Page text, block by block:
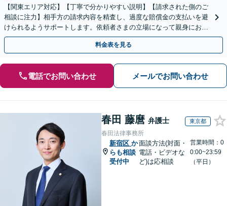
【関東エリア対応】【丁寧で分かりやすい説明】【請求された側のご
相談に注力】相手方の請求内容を精査し、過度な賠償金の支払いを避
けられるようサポートします。依頼者さまの立場になって親身にお話
を伺いますので、ぜひご相談ください。【WEB面談可】
料金表を見る
電話でお問い合わせ メールでお問い合わせ
春田 藤麿 弁護士 東京都
春田法律事務所
新宿区 か
らも相談
受付中
面談方法(対面・
電話・ビデオな
ど)は応相談
営業時間：0
0:00~23:59
（平日）